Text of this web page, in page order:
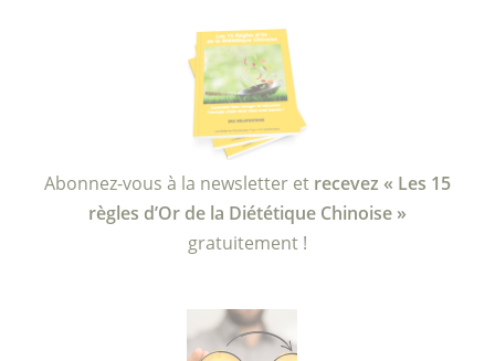
Abonnez-vous à la newsletter et recevez « Les 15
règles d’Or de la Diététique Chinoise »
gratuitement !